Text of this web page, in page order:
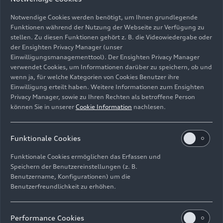
Fahraufnahme,
Farbe: Mythosschwarz Metallic
Bild-Nr: A232985 · Copyright: AUDI AG
Rechte: Verwendung für Pressezwecke honorarfrei
ImpressumRechtliches Hinweisgebersystem
Notwendige Cookies werden benötigt, um Ihnen grundlegende
Funktionen während der Nutzung der Webseite zur Verfügung zu
stellen. Zu diesen Funktionen gehört z. B. die Videowiedergabe oder
der Ensighten Privacy Manager (unser
Einwilligungsmanagementtool). Der Ensighten Privacy Manager
verwendet Cookies, um Informationen darüber zu speichern, ob und
wenn ja, für welche Kategorien von Cookies Benutzer ihre
Einwilligung erteilt haben. Weitere Informationen zum Ensighten
Privacy Manager, sowie zu Ihren Rechten als betroffene Person
können Sie in unserer Cookie Information nachlesen.
Funktionale Cookies
Funktionale Cookies ermöglichen das Erfassen und
Speichern der Benutzereinstellungen (z. B.
Benutzername, Konfigurationen) um die
Benutzerfreundlichkeit zu erhöhen.
Performance Cookies